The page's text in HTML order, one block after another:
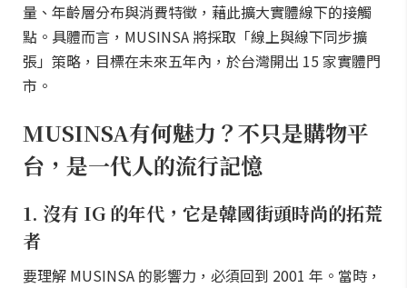
量、年齡層分布與消費特徵，藉此擴大實體線下的接觸
點。具體而言，MUSINSA 將採取「線上與線下同步擴
張」策略，目標在未來五年內，於台灣開出 15 家實體門
市。
MUSINSA有何魅力？不只是購物平
台，是一代人的流行記憶
1. 沒有 IG 的年代，它是韓國街頭時尚的拓荒
者
要理解 MUSINSA 的影響力，必須回到 2001 年。當時，